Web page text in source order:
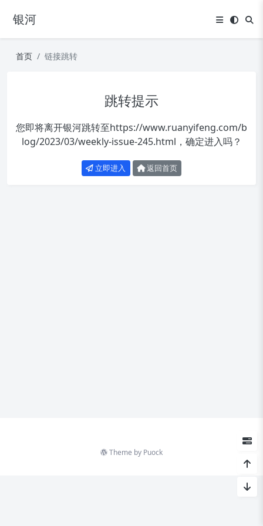
银河
首页 链接跳转
跳转提示
您即将离开银河跳转至https://www.ruanyifeng.com/b
log/2023/03/weekly-issue-245.html ，确定进入吗？
立即进入 返回首页
Theme by Puock